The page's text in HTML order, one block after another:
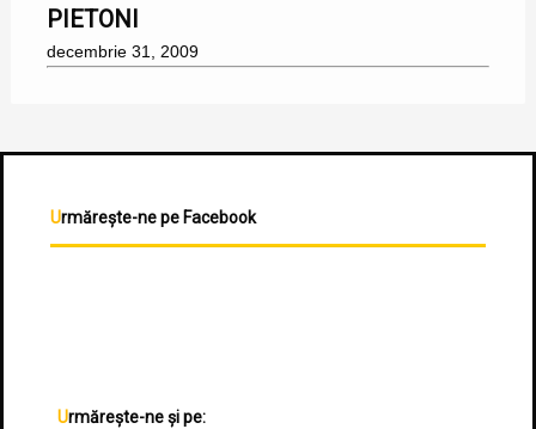
PIETONI
decembrie 31, 2009
Urmărește-ne pe Facebook
Urmărește-ne și pe: